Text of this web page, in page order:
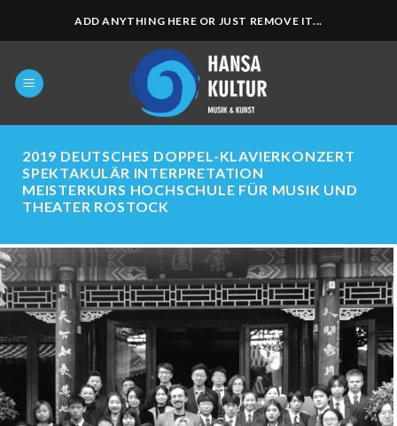
ADD ANYTHING HERE OR JUST REMOVE IT...
2019 DEUTSCHES DOPPEL-KLAVIERKONZERT
SPEKTAKULÄR INTERPRETATION
MEISTERKURS HOCHSCHULE FÜR MUSIK UND
THEATER ROSTOCK